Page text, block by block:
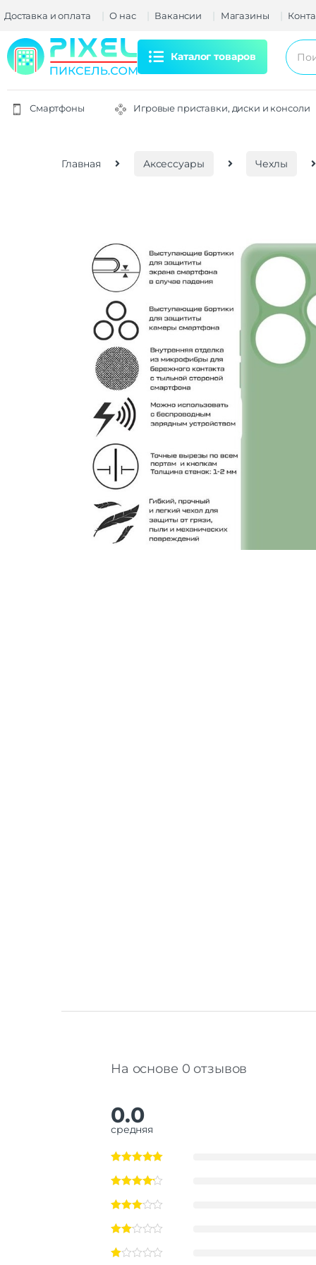
Доставка и оплата О нас Вакансии Магазины
Каталог товаров
Смартфоны Игровые приставки, диски и консоли
Главная Аксессуары Чехлы
На основе 0 отзывов
0.0
средняя